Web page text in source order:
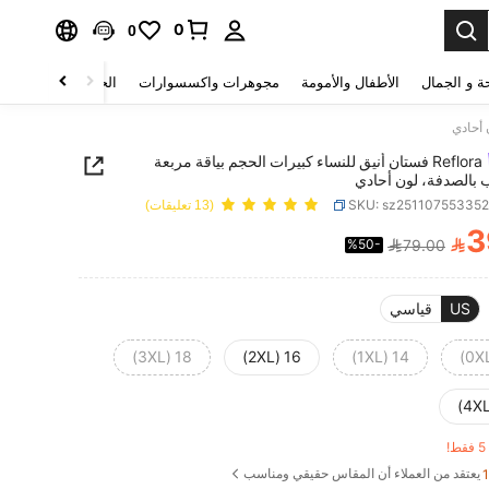
0
0
و الجمال الأطفال والأمومة مجوهرات واكسسوارات الحقائب والأمتعة
Reflora فستان أنيق للنساء كبيرات الحجم بياقة مربعة
لون أحادي
SKU: (13 تعليقات)
PRICE AND 
79.00
%50-
US قياسي
14 (1XL)
16 (2XL)
18 (3XL)
يعتقد من العملاء أن المقاس حقيقي ومناسب